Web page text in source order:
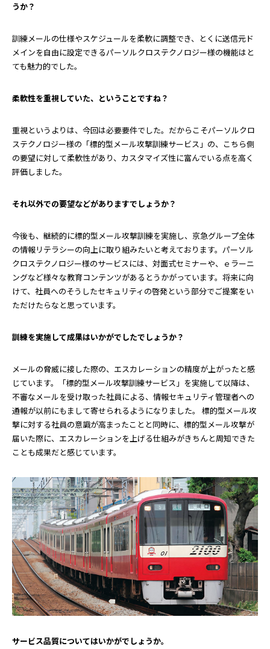
うか？
訓練メールの仕様やスケジュールを柔軟に調整でき、とくに送信元ド
メインを自由に設定できるパーソルクロステクノロジー様の機能はと
ても魅力的でした。
――柔軟性を重視していた、ということですね？
重視というよりは、今回は必要要件でした。だからこそパーソルクロ
ステクノロジー様の「標的型メール攻撃訓練サービス」の、こちら側
の要望に対して柔軟性があり、カスタマイズ性に富んでいる点を高く
評価しました。
――それ以外での要望などがありますでしょうか？
今後も、継続的に標的型メール攻撃訓練を実施し、京急グループ全体
の情報リテラシーの向上に取り組みたいと考えております。パーソル
クロステクノロジー様のサービスには、対面式セミナーや、ｅラーニ
ングなど様々な教育コンテンツがあるとうかがっています。将来に向
けて、社員へのそうしたセキュリティの啓発という部分でご提案をい
ただけたらなと思っています。
――訓練を実施して成果はいかがでしたでしょうか？
メールの脅威に接した際の、エスカレーションの精度が上がったと感
じています。「標的型メール攻撃訓練サービス」を実施して以降は、
不審なメールを受け取った社員による、情報セキュリティ管理者への
通報が以前にもまして寄せられるようになりました。 標的型メール攻
撃に対する社員の意識が高まったことと同時に、標的型メール攻撃が
届いた際に、エスカレーションを上げる仕組みがきちんと周知できた
ことも成果だと感じています。
――サービス品質についてはいかがでしょうか。